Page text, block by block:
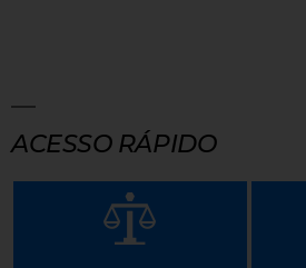
ACESSO RÁPIDO